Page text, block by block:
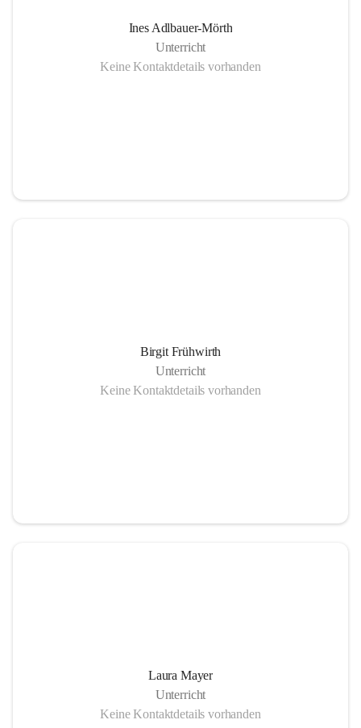
Ines Adlbauer-Mörth
Unterricht
Keine Kontaktdetails vorhanden
Birgit Frühwirth
Unterricht
Keine Kontaktdetails vorhanden
Laura Mayer
Unterricht
Keine Kontaktdetails vorhanden